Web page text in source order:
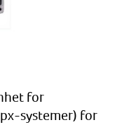
for
systemer) for